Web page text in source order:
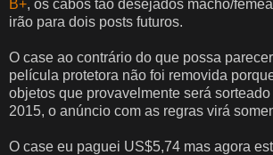
B+, os cabos tão desejados macho/
irão para dois posts futuros.
O case ao contrário do que possa
película protetora não foi removida
objetos que provavelmente será
2015, o anúncio com as regras virá
O case eu paguei US$5,74 mas agora